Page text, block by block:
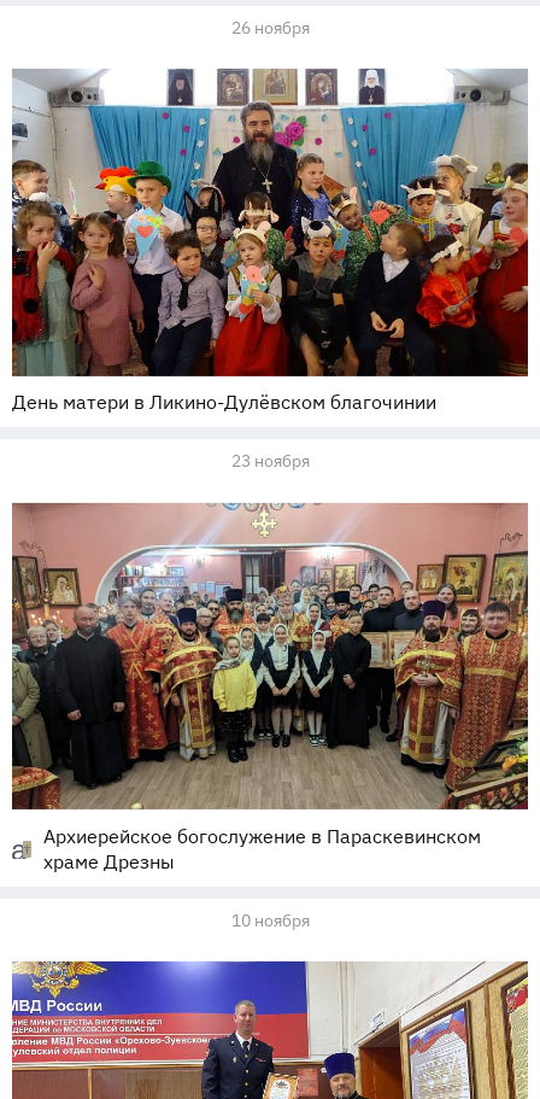
26 ноября
День матери в Ликино-Дулёвском благочинии
23 ноября
Архиерейское богослужение в Параскевинском
храме Дрезны
10 ноября